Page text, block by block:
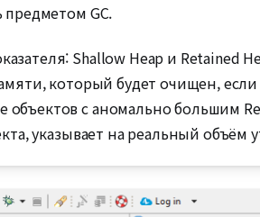
GC.
Shallow Heap и Retained
который будет очищен,
с аномально большим
указывает на реальный объём